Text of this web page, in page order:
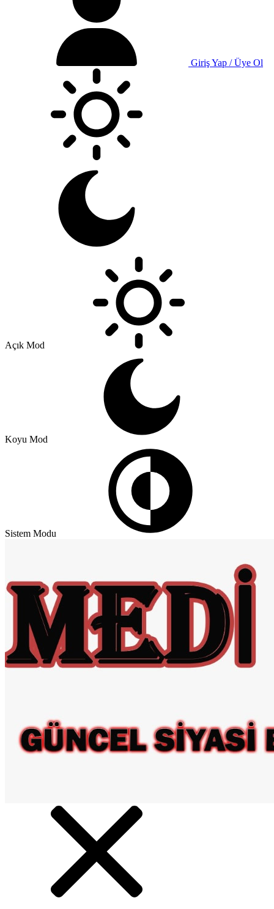
Giriş Yap / Üye Ol
Açık Mod
Koyu Mod
Sistem Modu